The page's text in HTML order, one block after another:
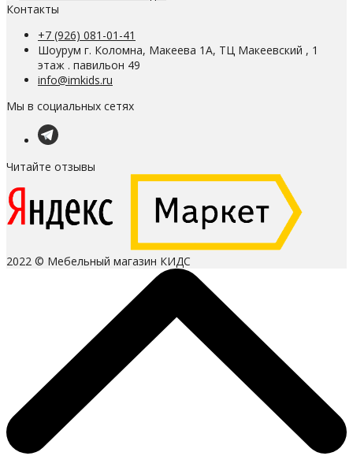
Контакты
+7 (926) 081-01-41
Шоурум г. Коломна, Макеева 1А, ТЦ Макеевский , 1
этаж . павильон 49
info@imkids.ru
Мы в социальных сетях
Читайте отзывы
2022 © Мебельный магазин КИДС